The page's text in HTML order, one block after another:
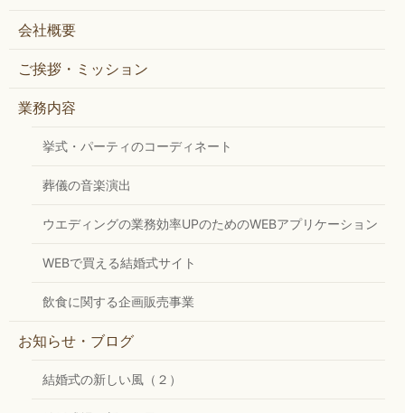
会社概要
ご挨拶・ミッション
業務内容
挙式・パーティのコーディネート
葬儀の音楽演出
ウエディングの業務効率UPのためのWEBアプリケーション
WEBで買える結婚式サイト
飲食に関する企画販売事業
お知らせ・ブログ
結婚式の新しい風（２）